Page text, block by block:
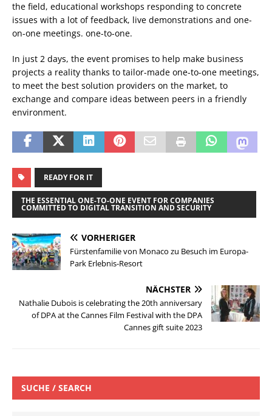
the field, educational workshops responding to concrete
issues with a lot of feedback, live demonstrations and one-
on-one meetings. one-to-one.
In just 2 days, the event promises to help make business
projects a reality thanks to tailor-made one-to-one meetings,
to meet the best solution providers on the market, to
exchange and compare ideas between peers in a friendly
environment.
READY FOR IT
THE ESSENTIAL ONE-TO-ONE EVENT FOR COMPANIES
COMMITTED TO DIGITAL TRANSITION AND SECURITY
VORHERIGER
Fürstenfamilie von Monaco zu Besuch im Europa-
Park Erlebnis-Resort
NÄCHSTER
Nathalie Dubois is celebrating the 20th anniversary
of DPA at the Cannes Film Festival with the DPA
Cannes gift suite 2023
SUCHE / SEARCH